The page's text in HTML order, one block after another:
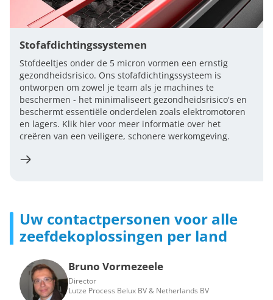
Stofafdichtingssystemen
Stofdeeltjes onder de 5 micron vormen een ernstig
gezondheidsrisico. Ons stofafdichtingssysteem is
ontworpen om zowel je team als je machines te
beschermen - het minimaliseert gezondheidsrisico's en
beschermt essentiële onderdelen zoals elektromotoren
en lagers. Klik hier voor meer informatie over het
creëren van een veiligere, schonere werkomgeving.
Uw contactpersonen voor alle
zeefdekoplossingen per land
Bruno Vormezeele
Director
Lutze Process Belux BV & Netherlands BV